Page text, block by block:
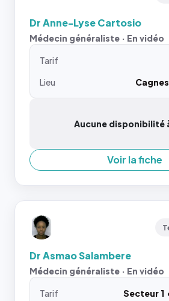
Dr Anne-Lyse Cartosio
Médecin généraliste · En vidéo
Tarif
Lieu
Aucune disponibilité
Voir la fiche
Dr Asmao Salambere
Médecin généraliste · En vidéo
Tarif Secteur 1